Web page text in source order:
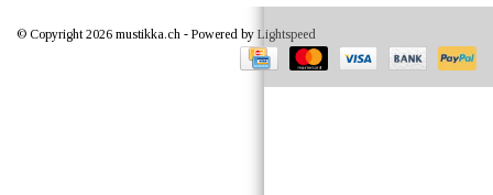
© Copyright 2026 mustikka.ch - Powered by Lightspeed